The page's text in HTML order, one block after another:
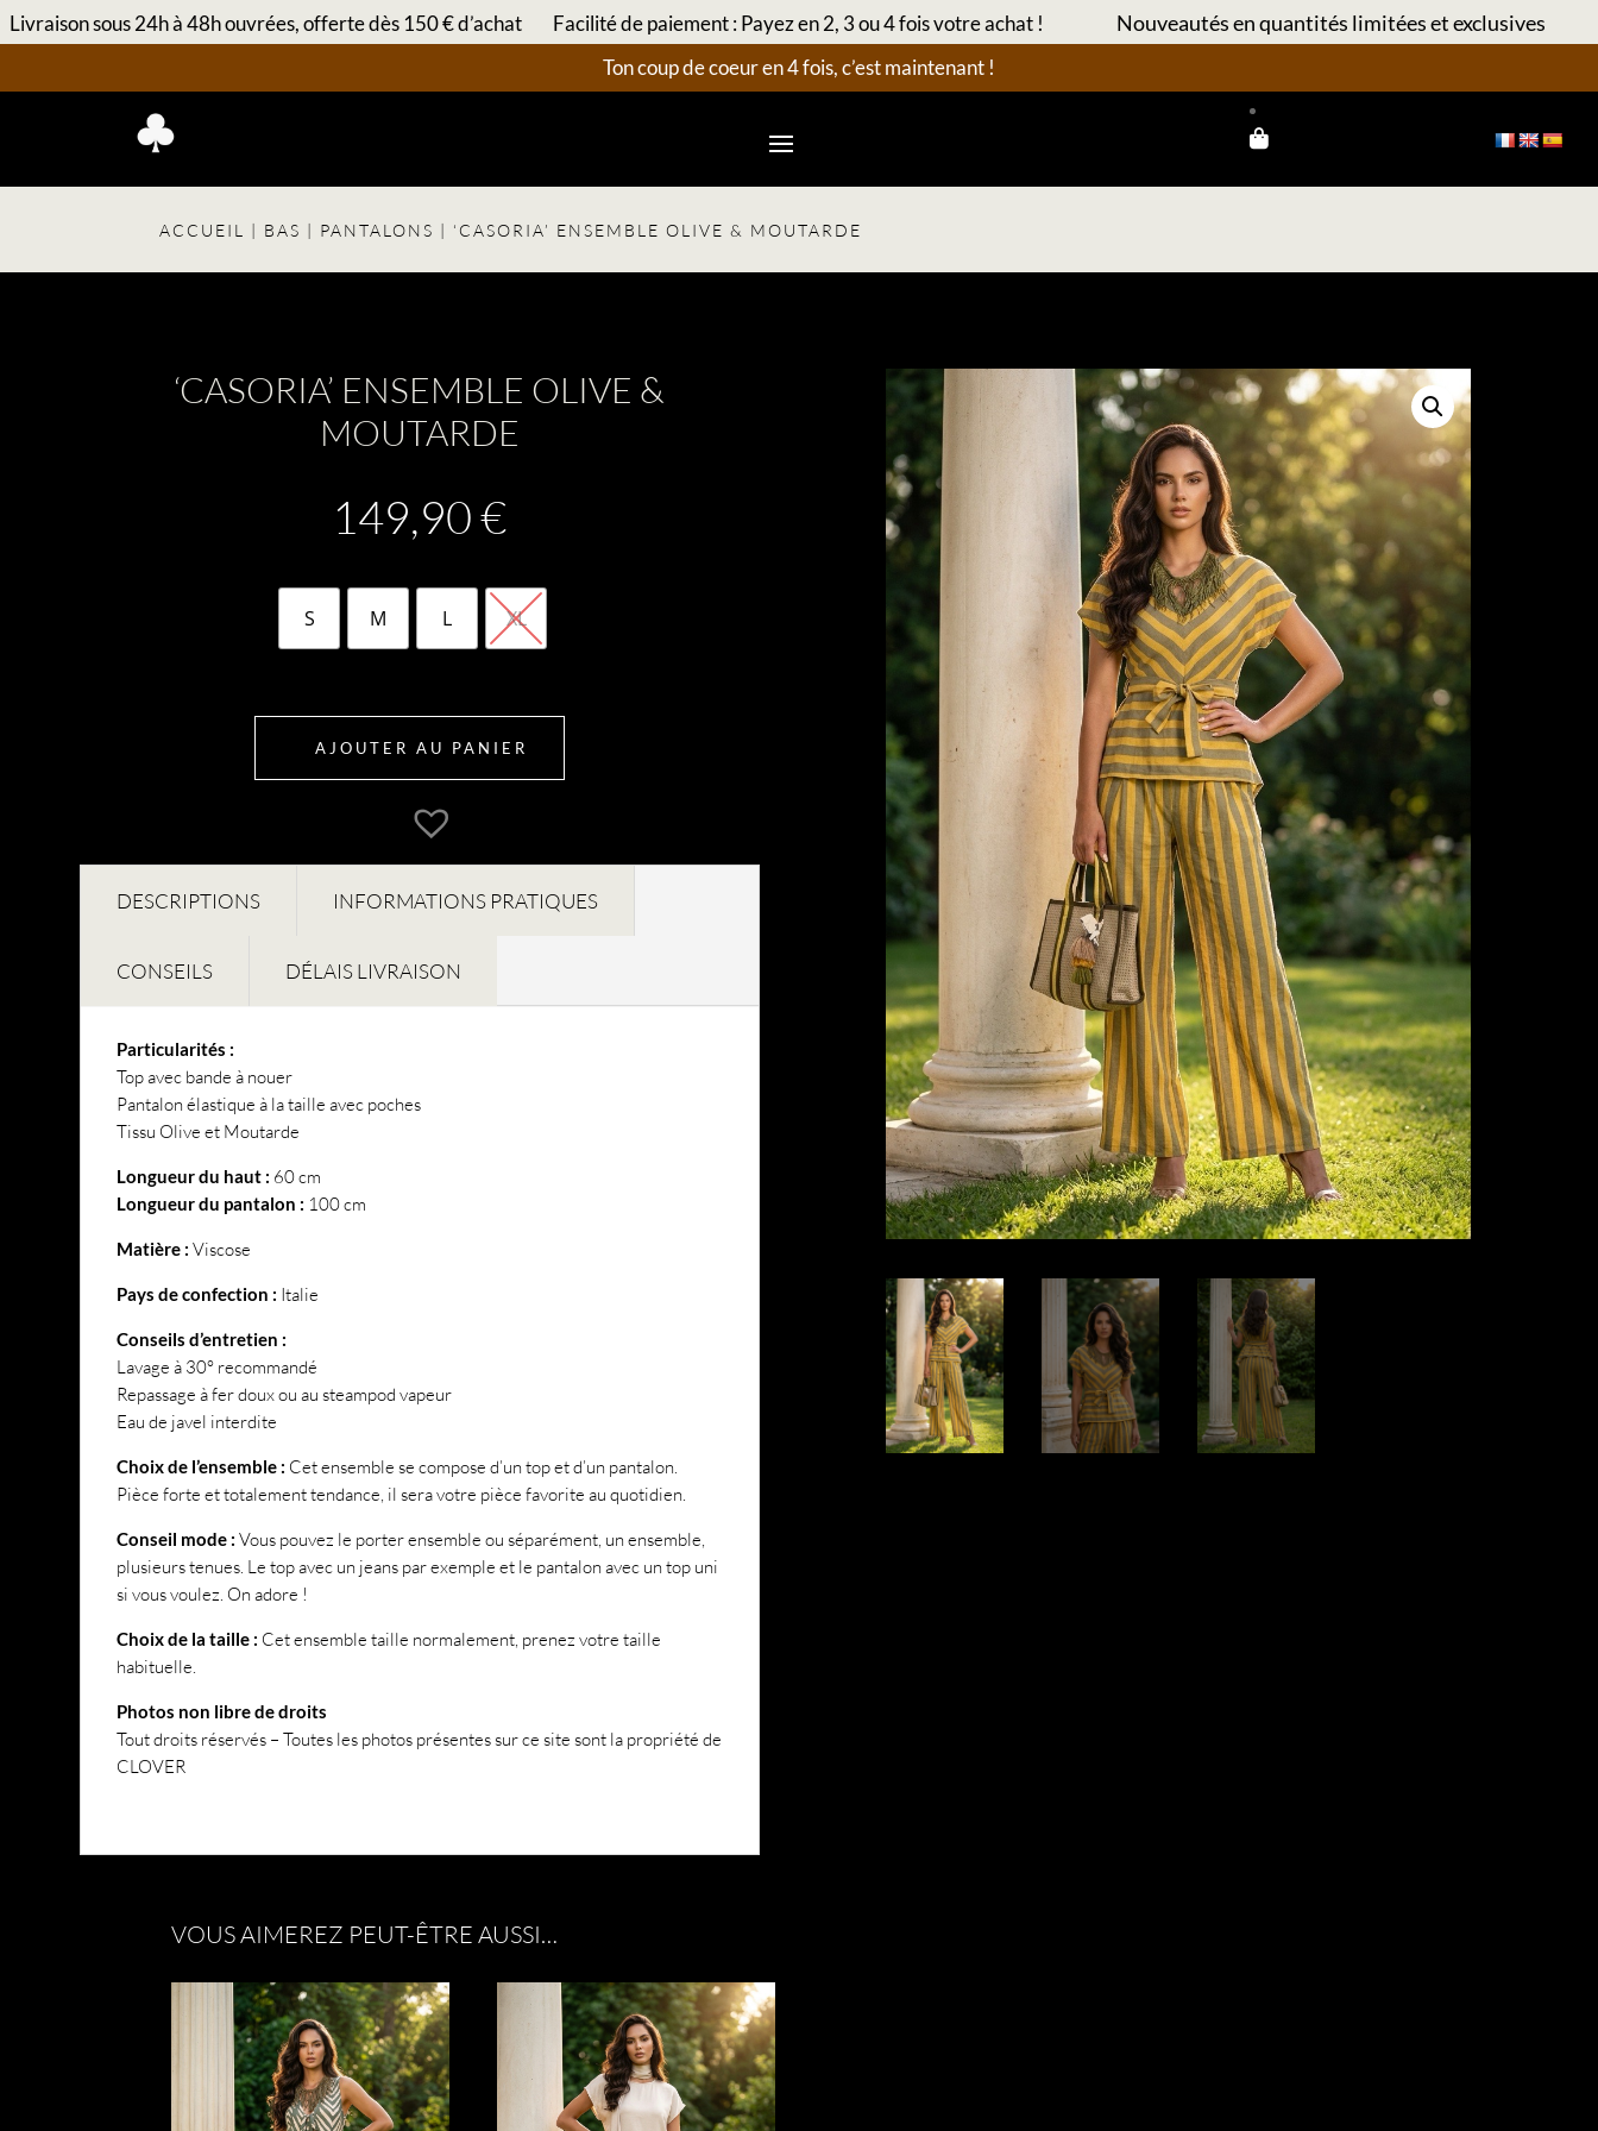
Livraison sous 24h à 48h ouvrées, offerte dès 150 € d’achat Facilité de paiement : Payez en 2, 3 ou 4 fois votre achat ! Nouveautés en quantités limitées et exclusives
Ton coup de coeur en 4 fois, c’est maintenant !
ACCUEIL | BAS | PANTALONS | ‘CASORIA’ ENSEMBLE OLIVE & MOUTARDE
‘CASORIA’ ENSEMBLE OLIVE &
MOUTARDE
149,90€
S M L XL
AJOUTER AU PANIER
DESCRIPTIONS INFORMATIONS PRATIQUES
CONSEILS DÉLAIS LIVRAISON
Particularités :
Top avec bande à nouer
Pantalon élastique à la taille avec poches
Tissu Olive et Moutarde
Longueur du haut : 60 cm
Longueur du pantalon : 100 cm
Matière :Viscose
Pays de confection : Italie
Conseils d’entretien :
Lavage à 30° recommandé
Repassage à fer doux ou au steampod vapeur
Eau de javel interdite
Choix de l’ensemble : Cet ensemble se compose d’un top et d’un pantalon.
Pièce forte et totalement tendance, il sera votre pièce favorite au quotidien.
Conseil mode :Vous pouvez le porter ensemble ou séparément, un ensemble,
plusieurs tenues. Le top avec un jeans par exemple et le pantalon avec un top uni
si vous voulez. On adore !
Choix de la taille : Cet ensemble taille normalement, prenez votre taille
habituelle.
Photos non libre de droits
Tout droits réservés – Toutes les photos présentes sur ce site sont la propriété de
CLOVER
VOUS AIMEREZ PEUT-ÊTRE AUSSI…